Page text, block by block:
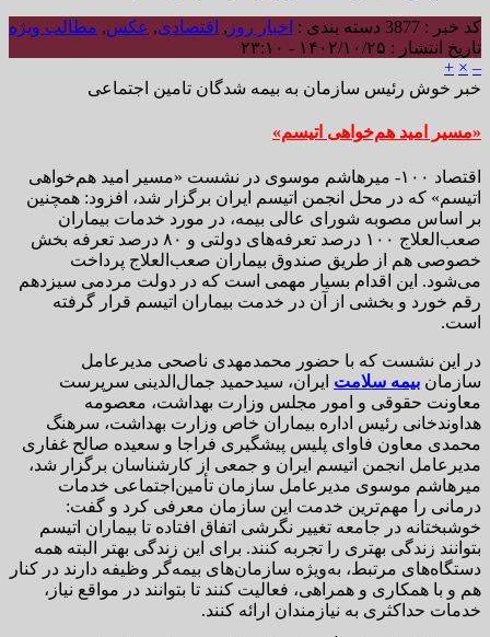
کد خبر : 3877 دسته بندی : اخبار روز , اقتصادی, عکس, مطالب ویژه
تاریخ انتشار : ۱۴۰۲/۱۰/۲۵ - ۲۳:۱۰
–
×
+
خبر خوش رئیس سازمان به بیمه شدگان تامین اجتماعی
«مسیر امید هم‌خواهی اتیسم»
اقتصاد ۱۰۰- میرهاشم موسوی در نشست «مسیر امید هم‌خواهی
اتیسم» که در محل انجمن اتیسم ایران برگزار شد، افزود: همچنین
بر اساس مصوبه شورای عالی بیمه، در مورد خدمات بیماران
صعب‌العلاج ۱۰۰ درصد تعرفه‌های دولتی و ۸۰ درصد تعرفه بخش
خصوصی هم از طریق صندوق بیماران صعب‌العلاج پرداخت
می‌شود. این اقدام بسیار مهمی است که در دولت مردمی سیزدهم
رقم خورد و بخشی از آن در خدمت بیماران اتیسم قرار گرفته
است.
در این نشست که با حضور محمدمهدی ناصحی مدیرعامل
سازمان بیمه سلامت ایران، سیدحمید جمال‌الدینی سرپرست
معاونت حقوقی و امور مجلس وزارت بهداشت، معصومه
هداوندخانی رئیس اداره بیماران خاص وزارت بهداشت، سرهنگ
محمدی معاون فاوای پلیس پیشگیری فراجا و سعیده صالح غفاری
مدیرعامل انجمن اتیسم ایران و جمعی از کارشناسان برگزار شد،
میرهاشم موسوی مدیرعامل سازمان تأمین‌اجتماعی خدمات
درمانی را مهم‌ترین خدمت این سازمان معرفی کرد و گفت:
خوشبختانه در جامعه تغییر نگرشی اتفاق افتاده تا بیماران اتیسم
بتوانند زندگی بهتری را تجربه کنند. برای این زندگی بهتر البته همه
دستگاه‌های مرتبط، به‌ویژه سازمان‌های بیمه‌گر وظیفه دارند در کنار
هم و با همکاری و همراهی، فعالیت کنند تا بتوانند در مواقع نیاز،
خدمات حداکثری به نیازمندان ارائه کنند.